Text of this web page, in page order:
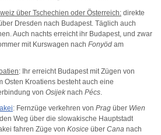
über Tschechien oder Österreich: direkte
Dresden nach Budapest. Täglich auch
Auch nachts erreicht ihr Budapest, und zwar
mit Kurswagen nach Fonyöd am
: Ihr erreicht Budapest mit Zügen von
Osten Kroatiens besteht auch eine
von Osijek nach Pécs
: Fernzüge verkehren von Prag über Wien
Weg über die slowakische Hauptstadt
fahren Züge von Kosice über Cana nach